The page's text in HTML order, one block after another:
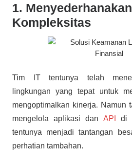
1. Menyederhanakan
Kompleksitas
Tim IT tentunya telah
lingkungan yang tepat untuk
mengoptimalkan kinerja. Namun
mengelola aplikasi dan API
di
tentunya menjadi tantangan
perhatian tambahan.